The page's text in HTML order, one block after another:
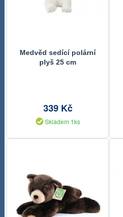
Medvěd sedící polární
plyš 25 cm
339 Kč
Skladem 1ks